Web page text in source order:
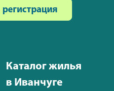
Каталог жилья
в Иванчуге
регистрация